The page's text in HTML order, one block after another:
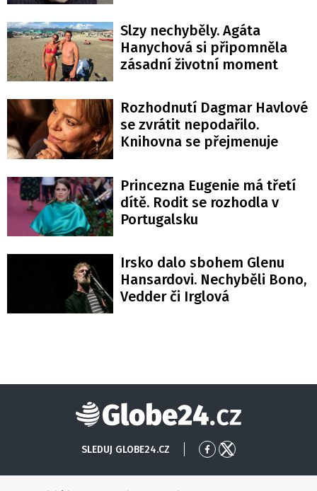
Slzy nechyběly. Agáta
Hanychová si připomněla
zásadní životní moment
Rozhodnutí Dagmar Havlové
se zvrátit nepodařilo.
Knihovna se přejmenuje
Princezna Eugenie má třetí
dítě. Rodit se rozhodla v
Portugalsku
Irsko dalo sbohem Glenu
Hansardovi. Nechyběli Bono,
Vedder či Irglová
Globe24
SLEDUJ GLOBE24.CZ
Přejít
Facebook
Přejít
X